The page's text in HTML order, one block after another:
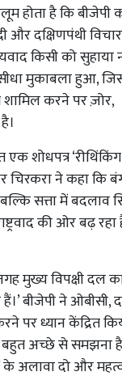
होता है कि बीजेपी
और दक्षिणपंथी
किसी को सुहाया
मुकाबला हुआ,
करने पर ज़ोर,
शोधपत्र ‘रीथिंकिंग
चिरकरा ने कहा कि
सत्ता में बदलाव
की ओर बढ़
मुख्य विपक्षी दल
बीजेपी ने ओबीसी,
पर ध्यान केंद्रित
बहुत अच्छे से समझना
के अलावा दो और